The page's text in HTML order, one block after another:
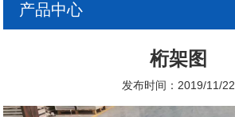
产品中心
桁架图
发布时间：2019/11/22